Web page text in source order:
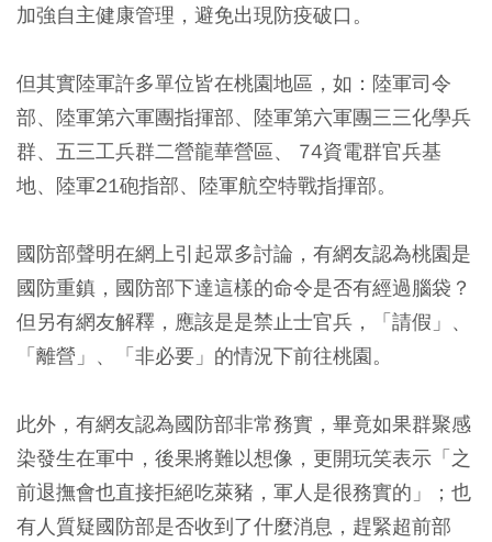
加強自主健康管理，避免出現防疫破口。
但其實陸軍許多單位皆在桃園地區，如：陸軍司令
部、陸軍第六軍團指揮部、陸軍第六軍團三三化學兵
群、五三工兵群二營龍華營區、 74資電群官兵基
地、陸軍21砲指部、陸軍航空特戰指揮部。
國防部聲明在網上引起眾多討論，有網友認為桃園是
國防重鎮，國防部下達這樣的命令是否有經過腦袋？
但另有網友解釋，應該是是禁止士官兵，「請假」、
「離營」、「非必要」的情況下前往桃園。
此外，有網友認為國防部非常務實，畢竟如果群聚感
染發生在軍中，後果將難以想像，更開玩笑表示「之
前退撫會也直接拒絕吃萊豬，軍人是很務實的」；也
有人質疑國防部是否收到了什麼消息，趕緊超前部